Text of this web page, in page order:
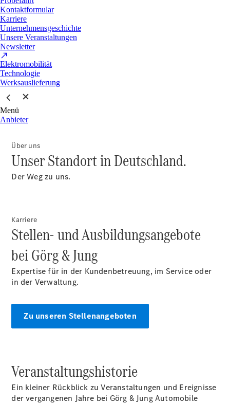
Kontaktformular
Karriere
Unternehmensgeschichte
Unsere Veranstaltungen
Newsletter
Elektromobilität
Technologie
Werksauslieferung
Menü
Anbieter
Über uns
Unser Standort in Deutschland.
Der Weg zu uns.
Karriere
Stellen- und Ausbildungsangebote
bei Görg & Jung
Expertise für in der Kundenbetreuung, im Service oder
in der Verwaltung.
Zu unseren Stellenangeboten
Veranstaltungshistorie
Ein kleiner Rückblick zu Veranstaltungen und Ereignisse
der vergangenen Jahre bei Görg & Jung Automobile